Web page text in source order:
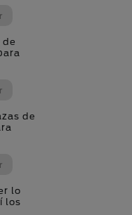
de
de
lo
los